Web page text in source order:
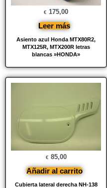
Asiento azul Honda MTX80R2,
MTX125R, MTX200R letras
blancas »HONDA»
€ 175,00
Leer más
Cubierta lateral derecha NH-138
€ 85,00
Añadir al carrito